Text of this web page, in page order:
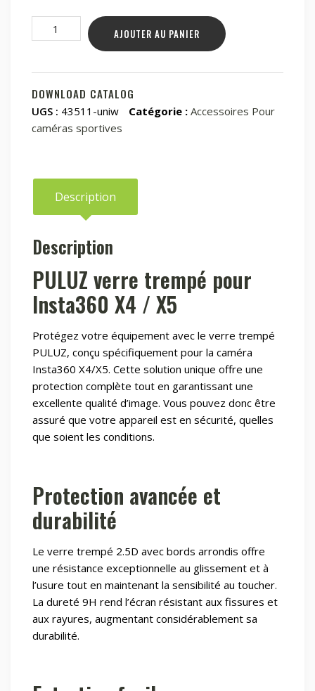
quantité
de
Trempé
PULUZ
pour
Insta360
AJOUTER AU PANIER
DOWNLOAD CATALOG
UGS : 43511-uniw Catégorie : Accessoires Pour
caméras sportives
Description
Description
PULUZ verre trempé pour
Insta360 X4 / X5
Protégez votre équipement avec le verre trempé
PULUZ, conçu spécifiquement pour la caméra
Insta360 X4/X5. Cette solution unique offre une
protection complète tout en garantissant une
excellente qualité d’image. Vous pouvez donc être
assuré que votre appareil est en sécurité, quelles
que soient les conditions.
Protection avancée et
durabilité
Le verre trempé 2.5D avec bords arrondis offre
une résistance exceptionnelle au glissement et à
l’usure tout en maintenant la sensibilité au toucher.
La dureté 9H rend l’écran résistant aux fissures et
aux rayures, augmentant considérablement sa
durabilité.